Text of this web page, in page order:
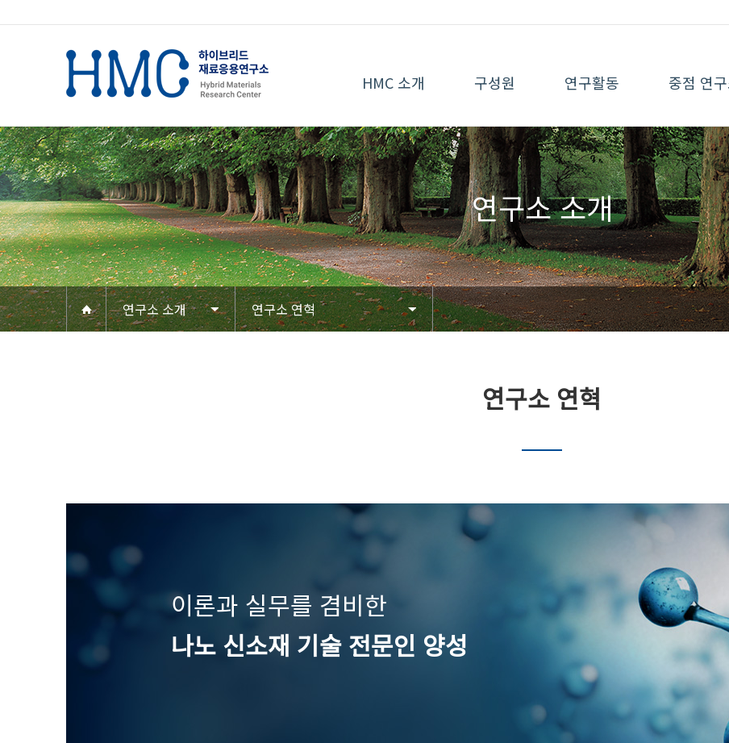
HMC 소개 구성원 연구활동 중점 연
연구소 소개
연구소 소개 연구소 연혁
연구소 연혁
이론과 실무를 겸비한
나노 신소재 기술 전문인 양성